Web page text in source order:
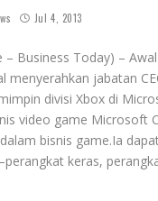
Jul 4, 2013
– Business Today) –
menyerahkan jabatan
divisi Xbox di
video game Microsoft
bisnis game.Ia
keras,